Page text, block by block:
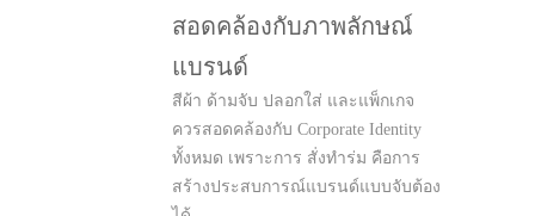
สอดคล้องกับภาพลักษณ์
แบรนด์
สีผ้า ด้ามจับ ปลอกใส่ และแพ็กเกจ
ควรสอดคล้องกับ Corporate Identity
ทั้งหมด เพราะการ สั่งทำร่ม คือการ
สร้างประสบการณ์แบรนด์แบบจับต้อง